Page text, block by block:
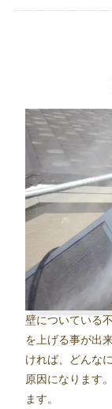
壁についている
を上げる事が出
ければ、どんな
原因になります
ます。